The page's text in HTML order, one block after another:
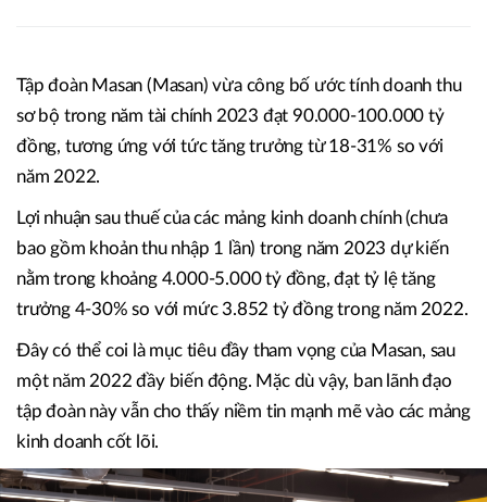
Tập đoàn Masan (Masan) vừa công bố ước tính doanh thu
sơ bộ trong năm tài chính 2023 đạt 90.000-100.000 tỷ
đồng, tương ứng với tức tăng trưởng từ 18-31% so với
năm 2022.
Lợi nhuận sau thuế của các mảng kinh doanh chính (chưa
bao gồm khoản thu nhập 1 lần) trong năm 2023 dự kiến
nằm trong khoảng 4.000-5.000 tỷ đồng, đạt tỷ lệ tăng
trưởng 4-30% so với mức 3.852 tỷ đồng trong năm 2022.
Đây có thể coi là mục tiêu đầy tham vọng của Masan, sau
một năm 2022 đầy biến động. Mặc dù vậy, ban lãnh đạo
tập đoàn này vẫn cho thấy niềm tin mạnh mẽ vào các mảng
kinh doanh cốt lõi.